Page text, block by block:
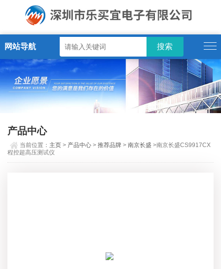
网站导航
产品中心
当前位置： 主页 > 产品中心 >推荐品牌 >南京长盛 >南京长盛CS9917CX
程控超高压测试仪